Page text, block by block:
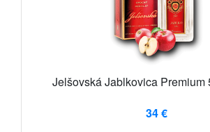
Jelšovská Jablkovica Premium
34 €